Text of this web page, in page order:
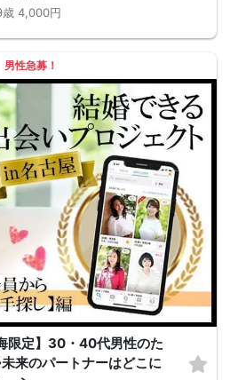
4,000円
男性急募！
定】30・40代男性のた
来のパートナーはどこに